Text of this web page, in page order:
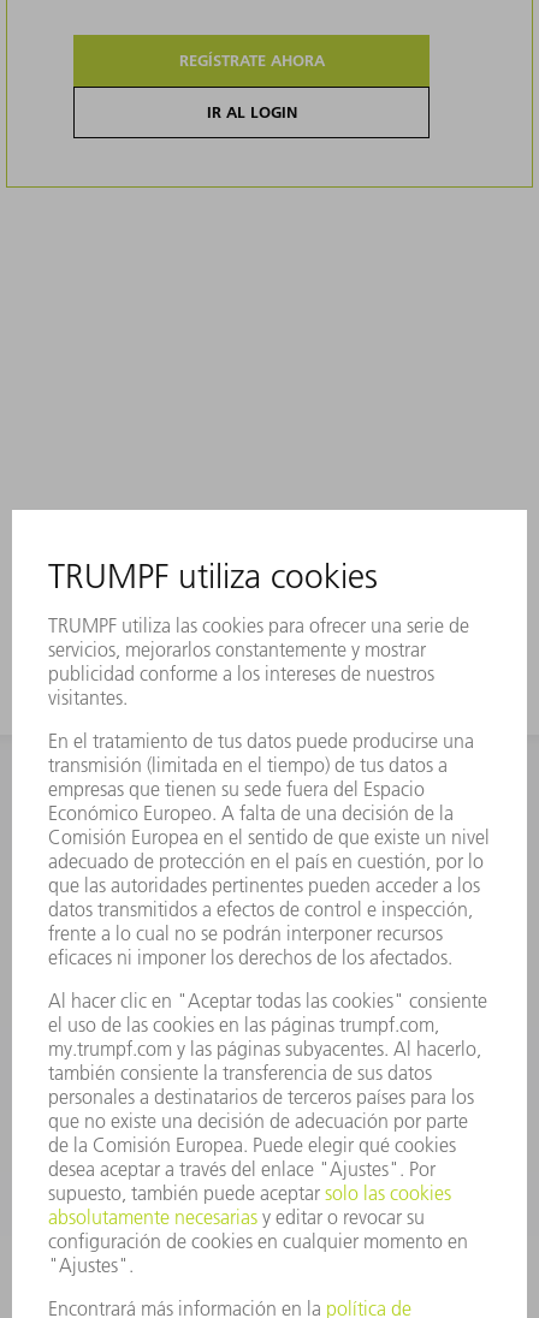
REGÍSTRATE AHORA
IR AL LOGIN
INFORMACIÓN
Preguntas más frecuentes
Condiciones generales de venta
CONTACTO
Departamento de Repuestos
+34 91 657 36 70
Viernes de 8h – 17h
repuestos@es.trumpf.com
CONTACTO
Departamento de Utillaje
+34 91 657 36 69
Lunes a Jueves de 8h – 18h
Viernes de 8h – 17h
utillaje@trumpf.com